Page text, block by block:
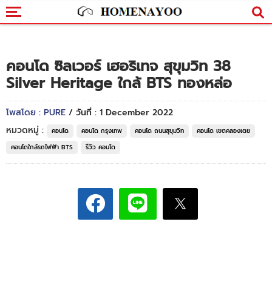
คอนโด ซิลเวอร์ เฮอริเทจ สุขุมวิท 38
Silver Heritage ใกล้ BTS ทองหล่อ
โพสโดย : PURE / วันที่ : 1 December 2022
หมวดหมู่ :
คอนโด คอนโด กรุงเทพ คอนโด ถนนสุขุมวิท
คอนโด เขตคลองเตย
คอนโดใกล้รถไฟฟ้า BTS
รีวิว คอนโด